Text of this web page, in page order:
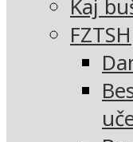
Kaj
FZTSH